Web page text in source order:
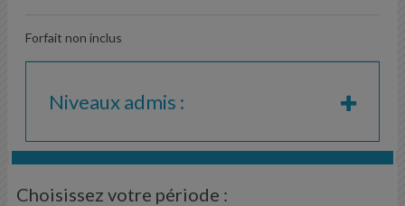
Forfait non inclus
Niveaux admis :
Choisissez votre période :